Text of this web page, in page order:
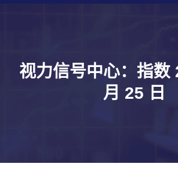
视力信号中心：指数
月 25 日